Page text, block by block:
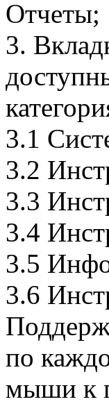
Отчеты;
3.
3.1
3.2
3.3
3.4
3.5
3.6
по
мыши к